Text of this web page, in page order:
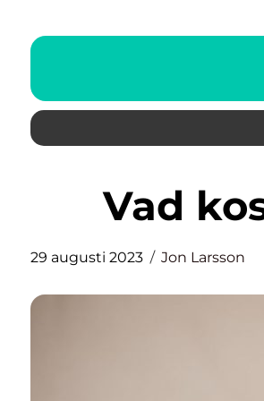
Vad
29 augusti 2023 Jon Larsson